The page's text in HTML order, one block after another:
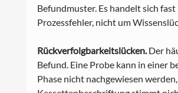
Befundmuster. Es handelt sich
Prozessfehler, nicht um
Rückverfolgbarkeitslücken. Der
Befund. Eine Probe kann in einer
Phase nicht nachgewiesen